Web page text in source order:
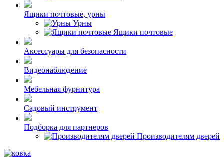
Ящики почтовые, урны
Урны
Ящики почтовые
Аксессуары для безопасности
Видеонаблюдение
Мебельная фурнитура
Садовый инструмент
Подборка для партнеров
Производителям дверей